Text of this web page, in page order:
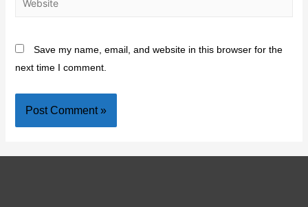
Save my name, email, and website in this browser for the
next time I comment.